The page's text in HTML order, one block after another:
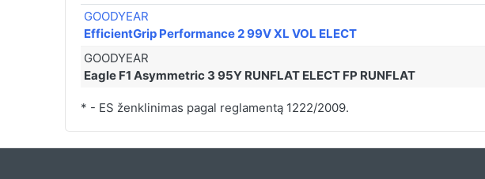
GOODYEAR
EfficientGrip Performance 2 99V XL VOL ELECT
GOODYEAR
Eagle F1 Asymmetric 3 95Y RUNFLAT ELECT FP RUNFLAT
* - ES ženklinimas pagal reglamentą 1222/2009.